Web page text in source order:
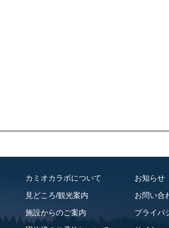
カミオカラボについて
見どころ/観光案内
施設からのご案内
お知らせ
お問い合
プライバ